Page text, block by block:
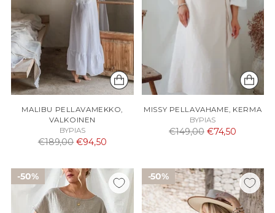
MALIBU PELLAVAMEKKO,
VALKOINEN
BYPIAS
Normaali
€189,00 €94,50
MISSY PELLAVAHAME, KERMA
BYPIAS
Normaali
€149,00 €74,50
50% 50%